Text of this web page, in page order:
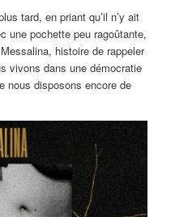
tard, en priant qu’il n’y ait
une pochette peu ragoûtante,
histoire de rappeler
vivons dans une démocratie
nous disposons encore de